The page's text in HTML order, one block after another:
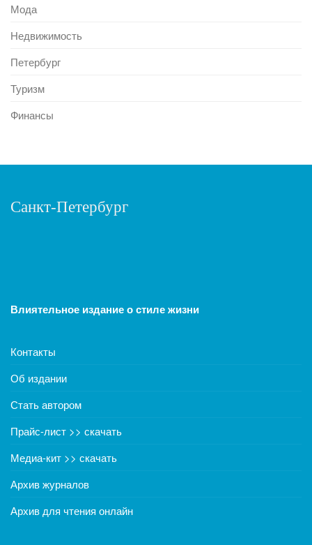
Мода
Недвижимость
Петербург
Туризм
Финансы
Санкт-Петербург
Влиятельное издание о стиле жизни
Контакты
Об издании
Стать автором
Прайс-лист >> скачать
Медиа-кит >> скачать
Архив журналов
Архив для чтения онлайн